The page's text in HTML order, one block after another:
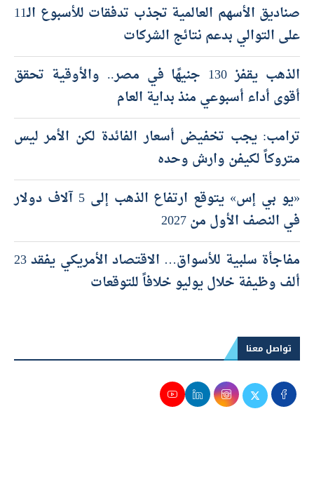
صناديق الأسهم العالمية تجذب تدفقات للأسبوع الـ11
على التوالي بدعم نتائج الشركات
الذهب يقفز 130 جنيهًا في مصر.. والأوقية تحقق
أقوى أداء أسبوعي منذ بداية العام
ترامب: يجب تخفيض أسعار الفائدة لكن الأمر ليس
متروكاً لكيفن وارش وحده
«يو بي إس» يتوقع ارتفاع الذهب إلى 5 آلاف دولار
في النصف الأول من 2027
مفاجأة سلبية للأسواق… الاقتصاد الأمريكي يفقد 23
ألف وظيفة خلال يوليو خلافاً للتوقعات
تواصل معنا